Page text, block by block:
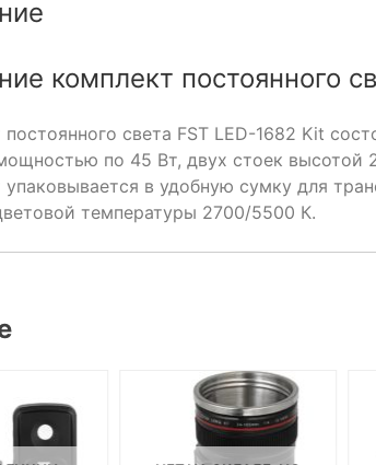
комплект постоянного
постоянного света FST LED-1682 Kit
по 45 Вт, двух стоек высотой
упаковывается в удобную сумку для
температуры 2700/5500 К.